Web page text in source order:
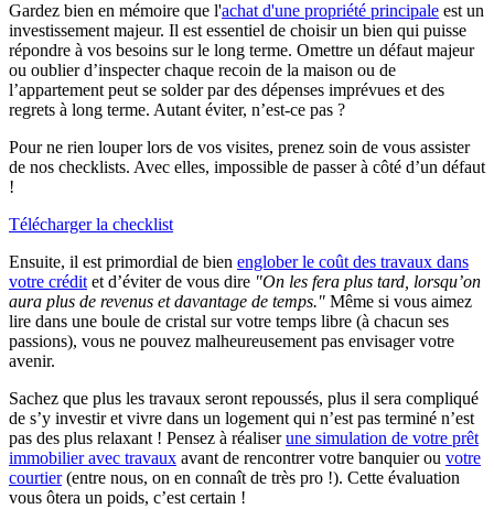
Gardez bien en mémoire que l'achat d'une propriété principale est un
investissement majeur. Il est essentiel de choisir un bien qui puisse
répondre à vos besoins sur le long terme. Omettre un défaut majeur
ou oublier d’inspecter chaque recoin de la maison ou de
l’appartement peut se solder par des dépenses imprévues et des
regrets à long terme. Autant éviter, n’est-ce pas ?
Pour ne rien louper lors de vos visites, prenez soin de vous assister
de nos checklists. Avec elles, impossible de passer à côté d’un défaut
!
Télécharger la checklist
Ensuite, il est primordial de bien englober le coût des travaux dans
votre crédit et d’éviter de vous dire "On les fera plus tard, lorsqu’on
aura plus de revenus et davantage de temps." Même si vous aimez
lire dans une boule de cristal sur votre temps libre (à chacun ses
passions), vous ne pouvez malheureusement pas envisager votre
avenir.
Sachez que plus les travaux seront repoussés, plus il sera compliqué
de s’y investir et vivre dans un logement qui n’est pas terminé n’est
pas des plus relaxant ! Pensez à réaliserune simulation de votre prêt
immobilier avec travaux avant de rencontrer votre banquier ou votre
courtier(entre nous, on en connaît de très pro !). Cette évaluation
vous ôtera un poids, c’est certain !